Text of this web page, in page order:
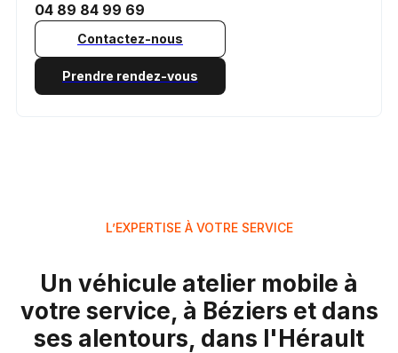
04 89 84 99 69
Contactez-nous
Prendre rendez-vous
L’EXPERTISE À VOTRE SERVICE
Un véhicule atelier mobile à
votre service, à Béziers et dans
ses alentours, dans l'Hérault